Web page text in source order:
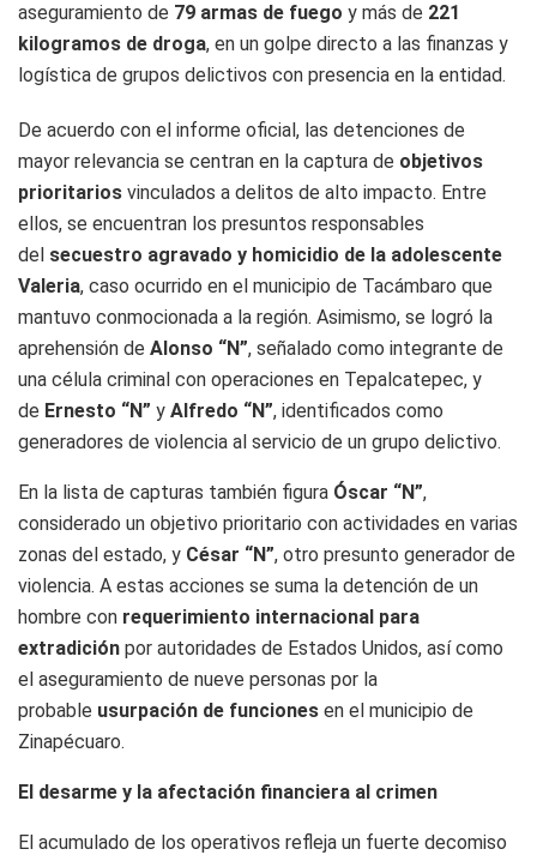
aseguramiento de 79 armas de fuego y más de 221
kilogramos de droga, en un golpe directo a las finanzas y
logística de grupos delictivos con presencia en la entidad.
De acuerdo con el informe oficial, las detenciones de
mayor relevancia se centran en la captura de objetivos
prioritarios vinculados a delitos de alto impacto. Entre
ellos, se encuentran los presuntos responsables
del secuestro agravado y homicidio de la adolescente
Valeria, caso ocurrido en el municipio de Tacámbaro que
mantuvo conmocionada a la región. Asimismo, se logró la
aprehensión de Alonso “N”, señalado como integrante de
una célula criminal con operaciones en Tepalcatepec, y
de Ernesto “N” y Alfredo “N”, identificados como
generadores de violencia al servicio de un grupo delictivo.
En la lista de capturas también figura Óscar “N”,
considerado un objetivo prioritario con actividades en varias
zonas del estado, y César “N”, otro presunto generador de
violencia. A estas acciones se suma la detención de un
hombre con requerimiento internacional para
extradición por autoridades de Estados Unidos, así como
el aseguramiento de nueve personas por la
probable usurpación de funciones en el municipio de
Zinapécuaro.
El desarme y la afectación financiera al crimen
El acumulado de los operativos refleja un fuerte decomiso